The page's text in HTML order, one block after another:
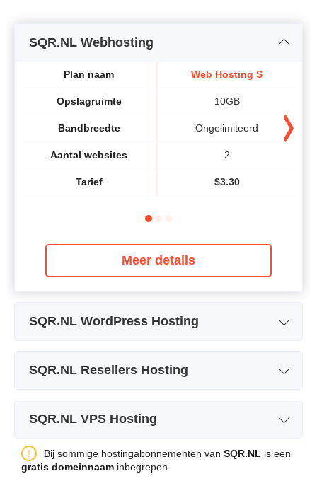
SQR.NL Webhosting
Plan naam
Opslagruimte
Bandbreedte
Aantal websites
Tarief
Web Hosting S
10GB
Ongelimiteerd
2
$3.30
Meer details
SQR.NL WordPress Hosting
Tarief $5.50
SQR.NL Resellers Hosting
Bandbreedte Ongelimiteerd
SQR.NL VPS Hosting
Plan naam SQR.T1
Bij sommige hostingabonnementen van SQR.NL is een
gratis domeinnaam inbegrepen